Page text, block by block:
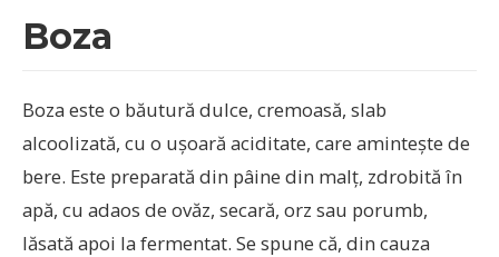
Boza
Boza este o băutură dulce, cremoasă, slab
alcoolizată, cu o ușoară aciditate, care amintește de
bere. Este preparată din pâine din malț, zdrobită în
apă, cu adaos de ovăz, secară, orz sau porumb,
lăsată apoi la fermentat. Se spune că, din cauza